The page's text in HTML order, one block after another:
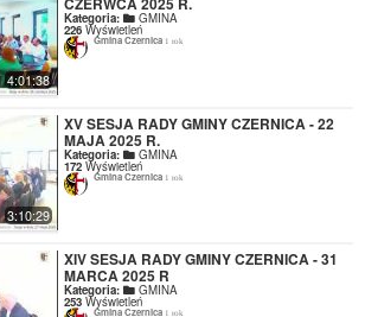
4:01:38
Kategoria: GMINA
226 Wyświetleń
Gmina Czernica 1 rok
3:10:29
XV SESJA RADY GMINY CZERNICA - 22
MAJA 2025 R.
Kategoria: GMINA
172 Wyświetleń
Gmina Czernica 1 rok
XIV SESJA RADY GMINY CZERNICA - 31
MARCA 2025 R
Kategoria: GMINA
253 Wyświetleń
Gmina Czernica 1 rok